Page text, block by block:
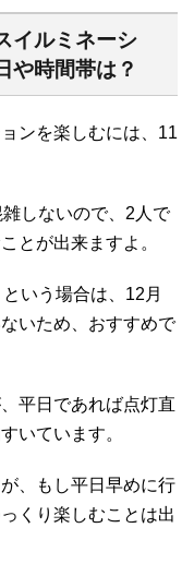
イルミネーシ
や時間帯は？
ンを楽しむには、11
しないので、2人で
とが出来ますよ。
いう場合は、12月
いため、おすすめで
平日であれば点灯直
いています。
、もし平日早めに行
くり楽しむことは出